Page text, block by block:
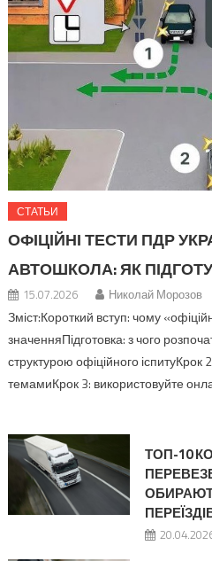
СТАТЬИ
ОФІЦІЙНІ ТЕСТИ ПДР
АВТОШКОЛА: ЯК
15.07.2026 Николай Морозов
Зміст:Короткий вступ: чому
значенняПідготовка: з чого
структурою офіційного іспитуКрок
темамиКрок 3: використовуйте
ТОП-10